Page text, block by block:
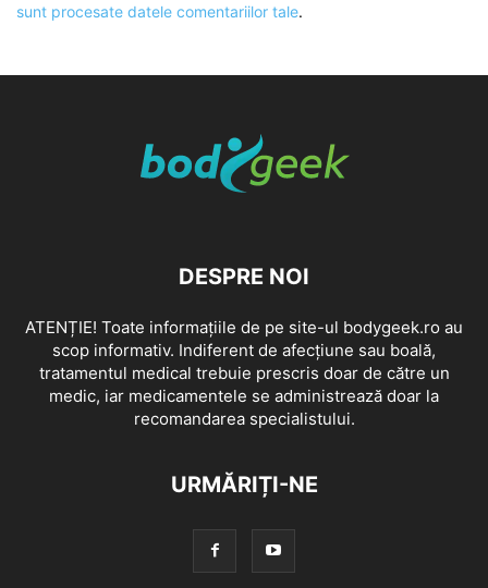
sunt procesate datele comentariilor tale.
DESPRE NOI
ATENȚIE! Toate informațiile de pe site-ul bodygeek.ro au
scop informativ. Indiferent de afecțiune sau boală,
tratamentul medical trebuie prescris doar de către un
medic, iar medicamentele se administrează doar la
recomandarea specialistului.
URMĂRIȚI-NE